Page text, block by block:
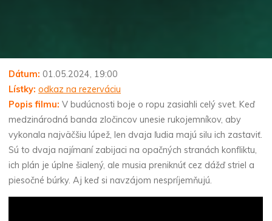
Dátum: 01.05.2024, 19:00
Lístky: odkaz na rezerváciu
Popis filmu:V budúcnosti boje o ropu zasiahli celý svet. Keď
medzinárodná banda zločincov unesie rukojemníkov, aby
vykonala najväčšiu lúpež, len dvaja ľudia majú silu ich zastaviť.
Sú to dvaja najímaní zabijaci na opačných stranách konfliktu,
ich plán je úplne šialený, ale musia preniknúť cez dážď striel a
piesočné búrky. Aj keď si navzájom nespríjemňujú.